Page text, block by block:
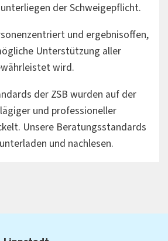
der Schweigepflicht.
und ergebnisoffen,
Unterstützung aller
wird.
der ZSB wurden auf der
und professioneller
Unsere Beratungsstandards
und nachlesen.